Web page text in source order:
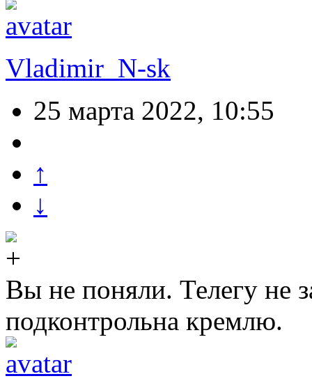
Vladimir_N-sk
25 марта 2022, 10:55
↑
↓
Вы не поняли. Телегу не
подконтрольна кремлю.